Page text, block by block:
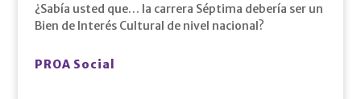
¿Sabía usted que… la carrera Séptima debería ser un
Bien de Interés Cultural de nivel nacional?
PROA Social